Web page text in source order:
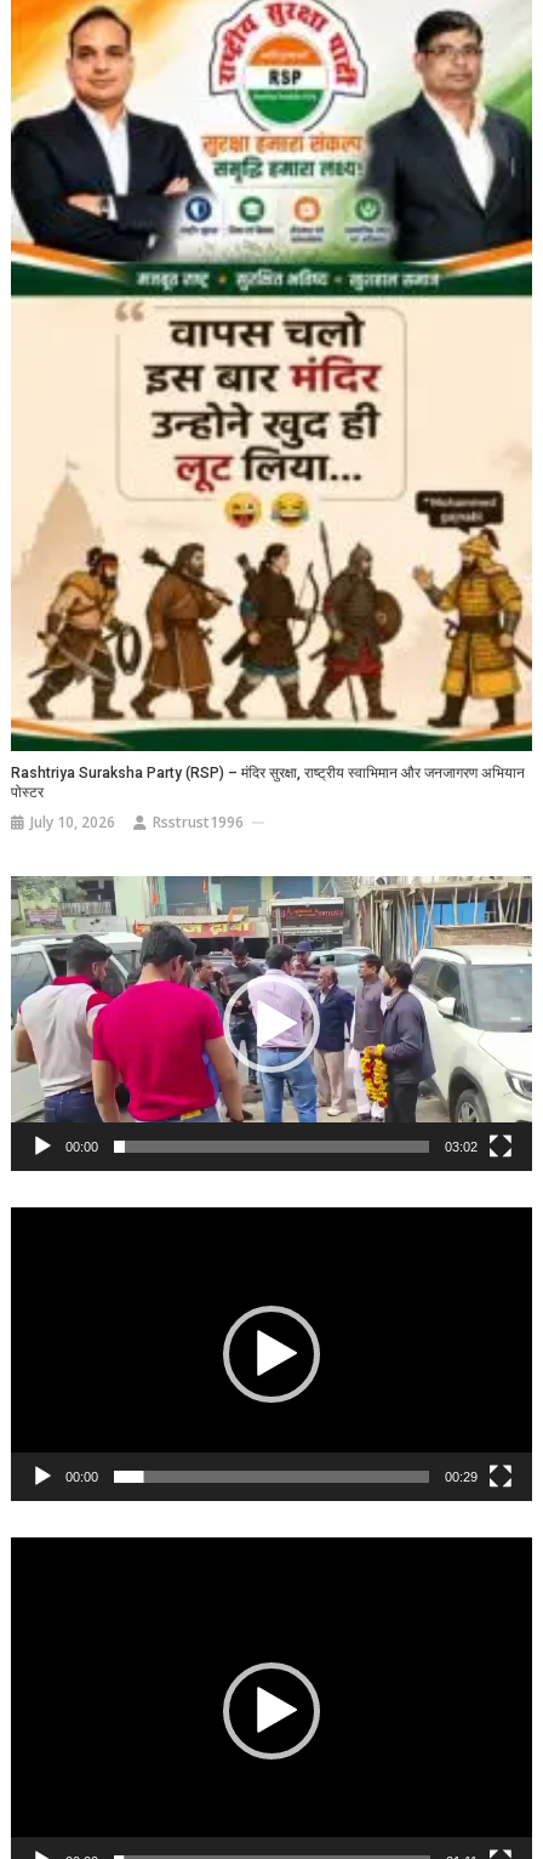
Rashtriya Suraksha Party (RSP) – मंदिर सुरक्षा, राष्ट्रीय स्वाभिमान और जनजागरण अभियान
पोस्टर
July 10, 2026 Rsstrust1996
Video
Player
00:00 03:02
00:00 00:29